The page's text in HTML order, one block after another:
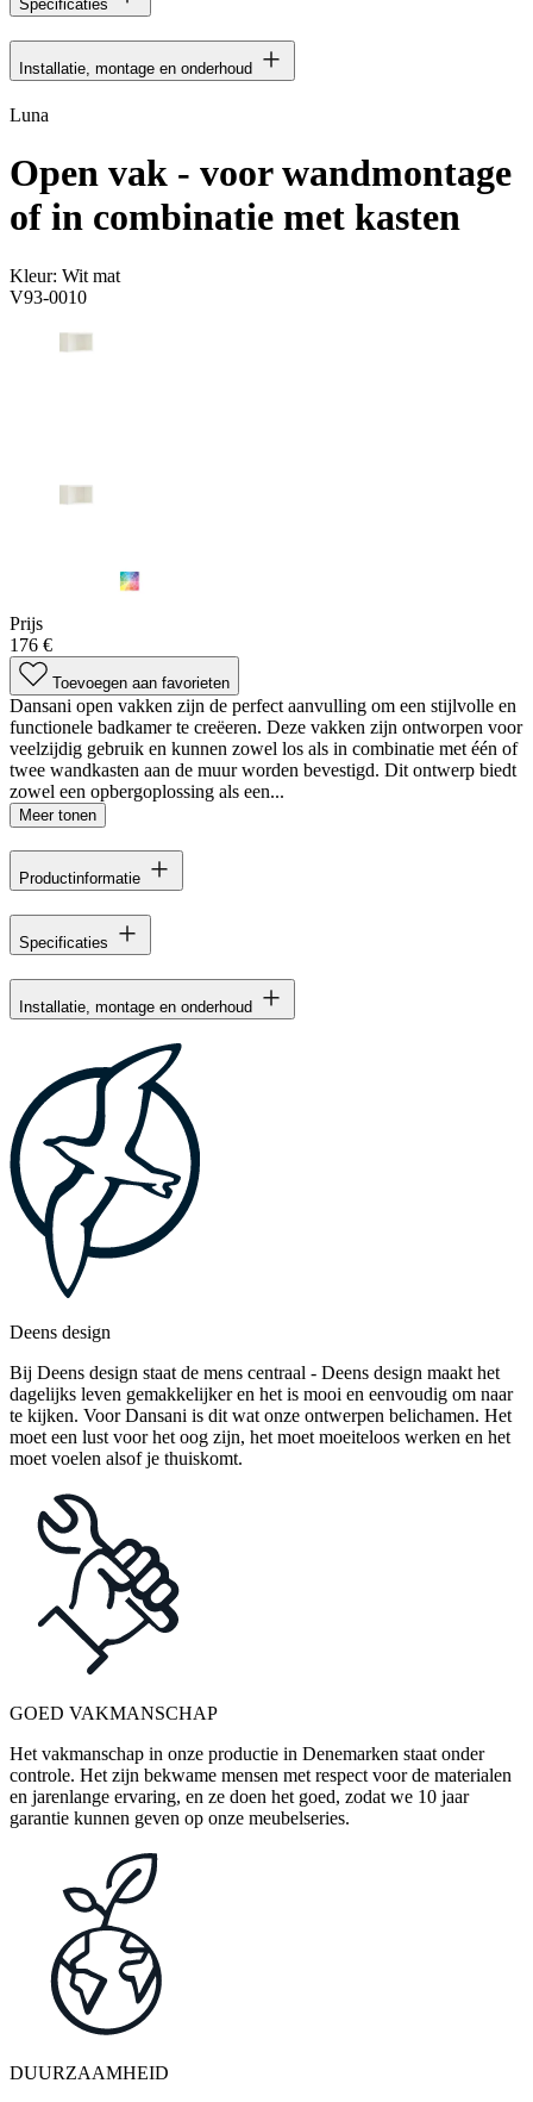
Specificaties
Installatie, montage en onderhoud
Luna
Open vak - voor wandmontage
of in combinatie met kasten
Kleur: Wit mat
V93-0010
Prijs
176 €
Toevoegen aan favorieten
Dansani open vakken zijn de perfect aanvulling om een stijlvolle en
functionele badkamer te creëeren. Deze vakken zijn ontworpen voor
veelzijdig gebruik en kunnen zowel los als in combinatie met één of
twee wandkasten aan de muur worden bevestigd. Dit ontwerp biedt
zowel een opbergoplossing als een...
Meer tonen
Productinformatie
Specificaties
Installatie, montage en onderhoud
Deens design
Bij Deens design staat de mens centraal - Deens design maakt het
dagelijks leven gemakkelijker en het is mooi en eenvoudig om naar
te kijken. Voor Dansani is dit wat onze ontwerpen belichamen. Het
moet een lust voor het oog zijn, het moet moeiteloos werken en het
moet voelen alsof je thuiskomt.
GOED VAKMANSCHAP
Het vakmanschap in onze productie in Denemarken staat onder
controle. Het zijn bekwame mensen met respect voor de materialen
en jarenlange ervaring, en ze doen het goed, zodat we 10 jaar
garantie kunnen geven op onze meubelseries.
DUURZAAMHEID